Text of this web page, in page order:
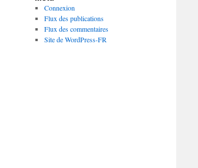
sur
la
loi
d’Ohm
Connexion
Flux des publications
Flux des commentaires
Site de WordPress-FR